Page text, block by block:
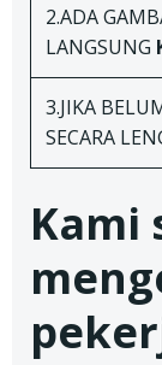
2.ADA
LANGSUNG
3.JIKA
SECARA
Kami